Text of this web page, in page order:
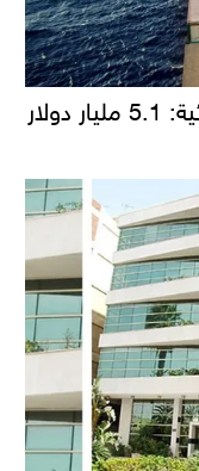
قفزة في صادرات الصناعات الغذائية: 5.1 مليار دولار